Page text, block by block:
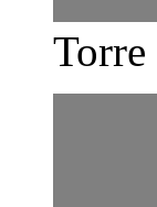
Torre